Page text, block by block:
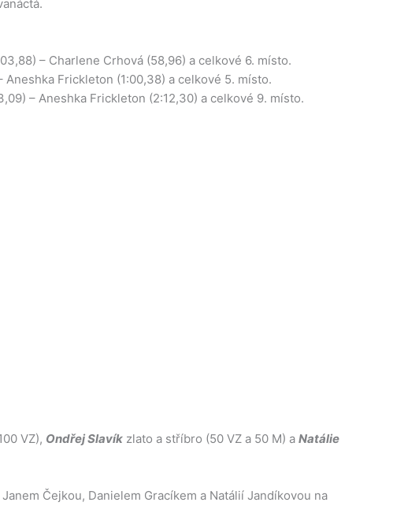
– Charlene Crhová (58,96) a celkové 6. místo.
Frickleton (1:00,38) a celkové 5. místo.
– Aneshka Frickleton (2:12,30) a celkové 9. místo.
VZ), Ondřej Slavík zlato a stříbro (50 VZ a 50 M) a Natálie
Čejkou, Danielem Gracíkem a Natálií Jandíkovou na